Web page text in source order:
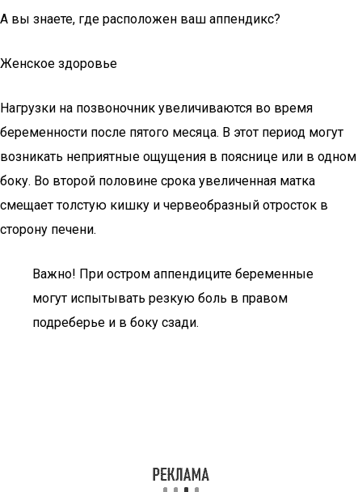
А вы знаете, где расположен ваш аппендикс?
Женское здоровье
Нагрузки на позвоночник увеличиваются во время
беременности после пятого месяца. В этот период могут
возникать неприятные ощущения в пояснице или в одном
боку. Во второй половине срока увеличенная матка
смещает толстую кишку и червеобразный отросток в
сторону печени.
Важно! При остром аппендиците беременные
могут испытывать резкую боль в правом
подреберье и в боку сзади.